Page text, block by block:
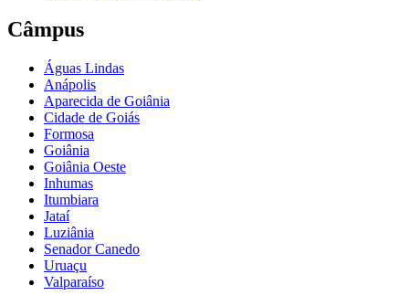
Câmpus
Águas Lindas
Anápolis
Aparecida de Goiânia
Cidade de Goiás
Formosa
Goiânia
Goiânia Oeste
Inhumas
Itumbiara
Jataí
Luziânia
Senador Canedo
Uruaçu
Valparaíso